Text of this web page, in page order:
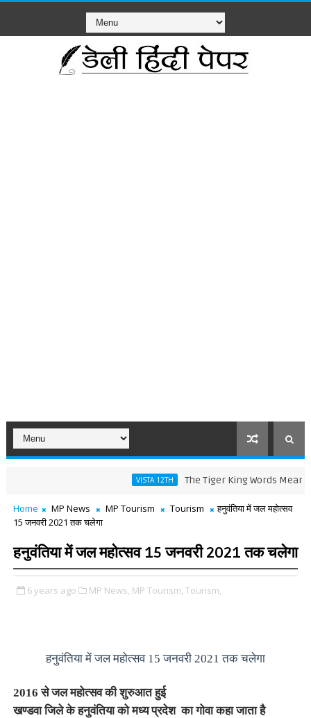
VISTA 12TH The Tiger King Words Meaning and
Home MP News MP Tourism Tourism
हनुवंतिया में जल महोत्सव
15 जनवरी 2021 तक चलेगा
हनुवंतिया में जल महोत्सव 15 जनवरी 2021 तक चलेगा
6 years ago MP News, MP Tourism, Tourism,
हनुवंतिया में जल महोत्सव 15 जनवरी 2021 तक चलेगा
2016 से जल महोत्सव की शुरुआत हुई
खण्डवा जिले केहनुवंतिया को मध्य प्रदेश का गोवा कहा जाता है